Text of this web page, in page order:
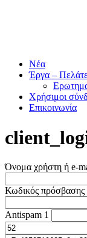
Νέα
Έργα –
Χρήσιμοι
Επικοινωνία
Όνομα χρήστη ή e-
Κωδικός πρόσβασης
Antispam 1